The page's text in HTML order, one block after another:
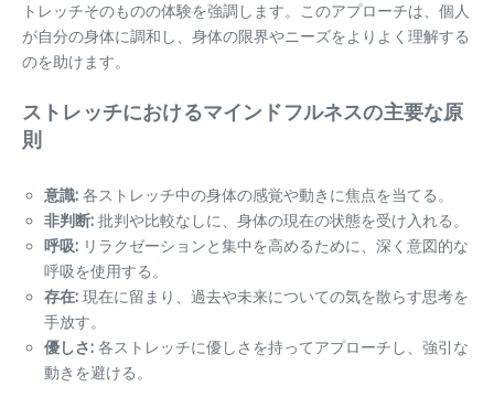
トレッチそのものの体験を強調します。このアプローチは、個人
が自分の身体に調和し、身体の限界やニーズをよりよく理解する
のを助けます。
ストレッチにおけるマインドフルネスの主要な原
則
意識: 各ストレッチ中の身体の感覚や動きに焦点を当てる。
非判断: 批判や比較なしに、身体の現在の状態を受け入れる。
呼吸: リラクゼーションと集中を高めるために、深く意図的な
呼吸を使用する。
存在: 現在に留まり、過去や未来についての気を散らす思考を
手放す。
優しさ: 各ストレッチに優しさを持ってアプローチし、強引な
動きを避ける。